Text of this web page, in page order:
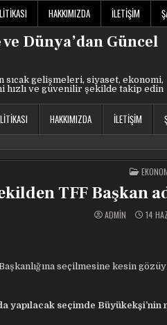
HAKKIMIZDA İLETIŞIM
Dünya’dan Güncel
gelişmeleri, siyaset, ekonomi,
ve güvenilir şekilde takip edin
HAKKIMIZDA İLETIŞIM
IN
TFF Başkan
ADMIN 14
seçilmesine kesin
yapılacak seçimde